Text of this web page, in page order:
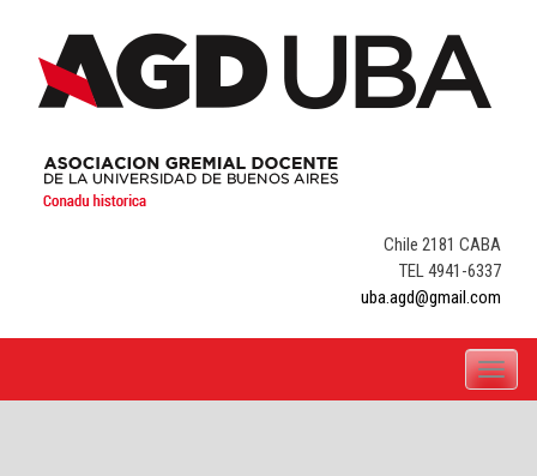
content
Chile 2181 CABA
TEL 4941-6337
uba.agd@gmail.com
Toggle